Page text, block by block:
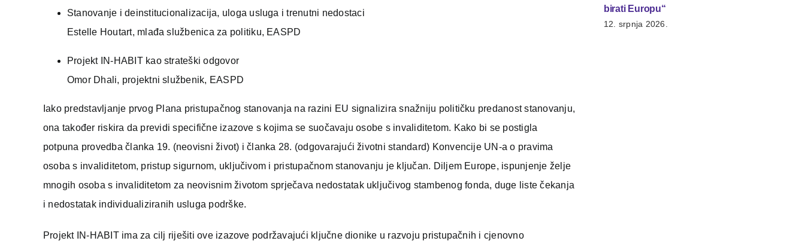
Stanovanje i deinstitucionalizacija, uloga usluga i trenutni nedostaci
Estelle Houtart, mlađa službenica za politiku, EASPD
Projekt IN-HABIT kao strateški odgovor
Omor Dhali, projektni službenik, EASPD
Iako predstavljanje prvog Plana pristupačnog stanovanja na razini EU signalizira snažniju političku predanost stanovanju,
ona također riskira da previdi specifične izazove s kojima se suočavaju osobe s invaliditetom. Kako bi se postigla
potpuna provedba članka 19. (neovisni život) i članka 28. (odgovarajući životni standard) Konvencije UN-a o pravima
osoba s invaliditetom, pristup sigurnom, uključivom i pristupačnom stanovanju je ključan. Diljem Europe, ispunjenje želje
mnogih osoba s invaliditetom za neovisnim životom sprječava nedostatak uključivog stambenog fonda, duge liste čekanja
i nedostatak individualiziranih usluga podrške.
Projekt IN-HABIT ima za cilj riješiti ove izazove podržavajući ključne dionike u razvoju pristupačnih i cjenovno
birati Europu“
12. srpnja 2026.